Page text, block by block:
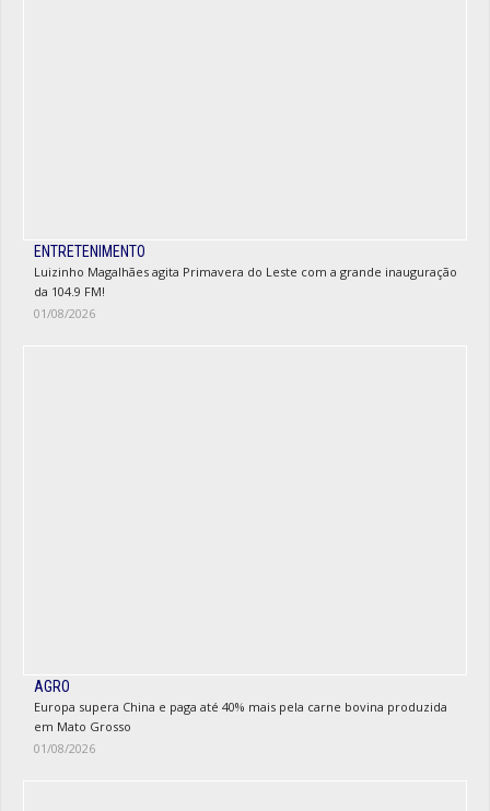
ENTRETENIMENTO
Luizinho Magalhães agita Primavera do Leste com a grande inauguração
da 104.9 FM!
01/08/2026
AGRO
Europa supera China e paga até 40% mais pela carne bovina produzida
em Mato Grosso
01/08/2026